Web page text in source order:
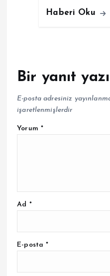
Haberi Oku
Bir yanıt
E-posta adresiniz
işaretlenmişlerdir
Yorum *
Ad *
E-posta*